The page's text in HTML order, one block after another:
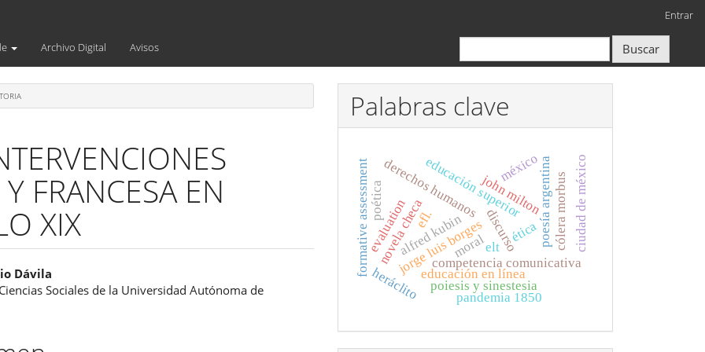
Entrar
Archivo Digital Avisos Buscar
FRANCESA EN
XIX
Dávila
Sociales de la Universidad Autónoma de
Palabras clave
discurso
competencia comunicativa
educación superior
jorge luis borges
heráclito
john miltonpoesía argentina
derechos humanos
ética
moral
méxico
alfred kubin
novela checa
evaluation
formative assessment elt
efl.
educación en línea
poiesis y sinestesia
cólera morbus
pandemia 1850
ciudad de méxico
poética